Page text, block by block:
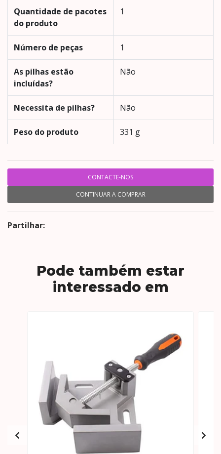
Quantidade de pacotes
do produto
‎1
Número de peças ‎1
As pilhas estão
incluídas?
‎Não
Necessita de pilhas? ‎Não
Peso do produto ‎331 g
CONTACTE-NOS
CONTINUAR A COMPRAR
Partilhar:
Pode também estar
interessado em